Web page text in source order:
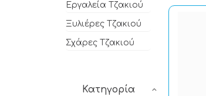
Εργαλεία Tζακιού
Ξυλιέρες Tζακιού
Σχάρες Tζακιού
Κατηγορία